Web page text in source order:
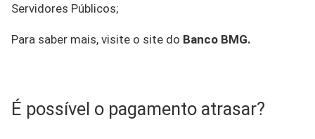
Servidores Públicos;
Para saber mais, visite o site do Banco BMG.
É possível o pagamento atrasar?